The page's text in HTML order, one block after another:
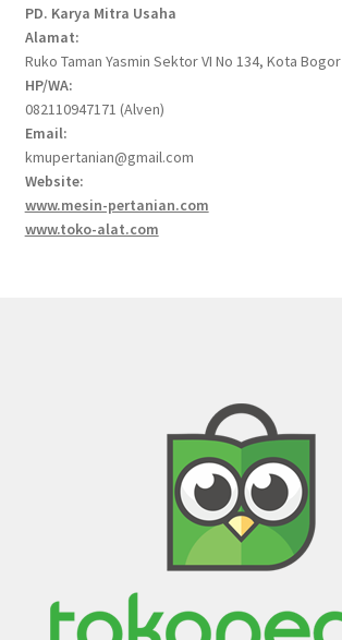
PD. Karya Mitra Usaha
Alamat:
Ruko Taman Yasmin Sektor VI No 134, Kota Bogor
HP/WA:
082110947171 (Alven)
Email:
kmupertanian@gmail.com
Website:
www.mesin-pertanian.com
www.toko-alat.com